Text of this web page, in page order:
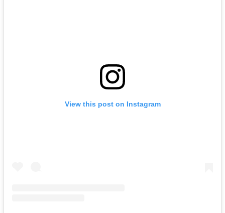
View this post on Instagram